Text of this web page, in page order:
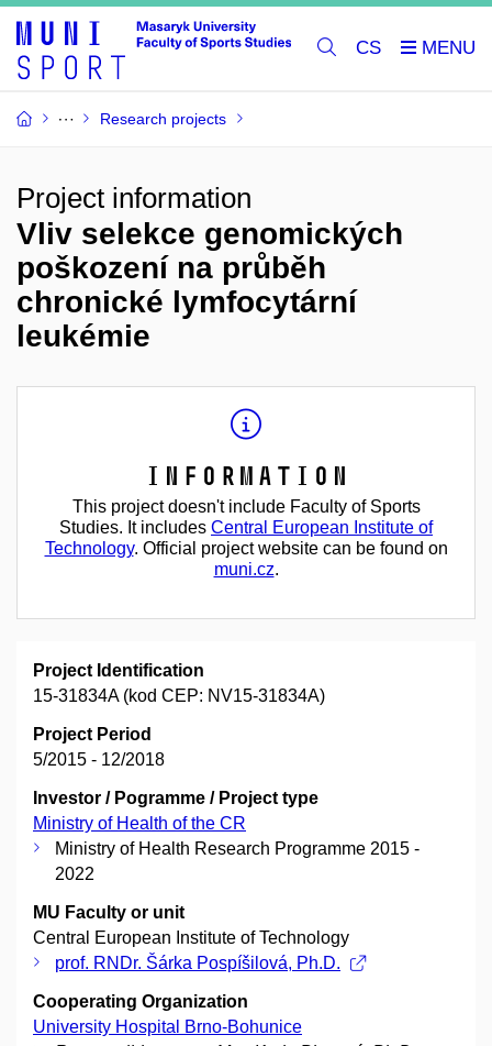
CS
Research projects
Project information
Vliv selekce genomických
poškození na průběh
chronické lymfocytární
leukémie
Information
This project doesn't include Faculty of Sports
Studies. It includes Central European Institute of
Technology. Official project website can be found on
muni.cz.
Project Identification
15-31834A (kod CEP: NV15-31834A)
Project Period
5/2015 - 12/2018
Investor / Pogramme / Project type
Ministry of Health of the CR
Ministry of Health Research Programme 2015 -
2022
MU Faculty or unit
Central European Institute of Technology
prof. RNDr. Šárka Pospíšilová, Ph.D.
Cooperating Organization
University Hospital Brno-Bohunice